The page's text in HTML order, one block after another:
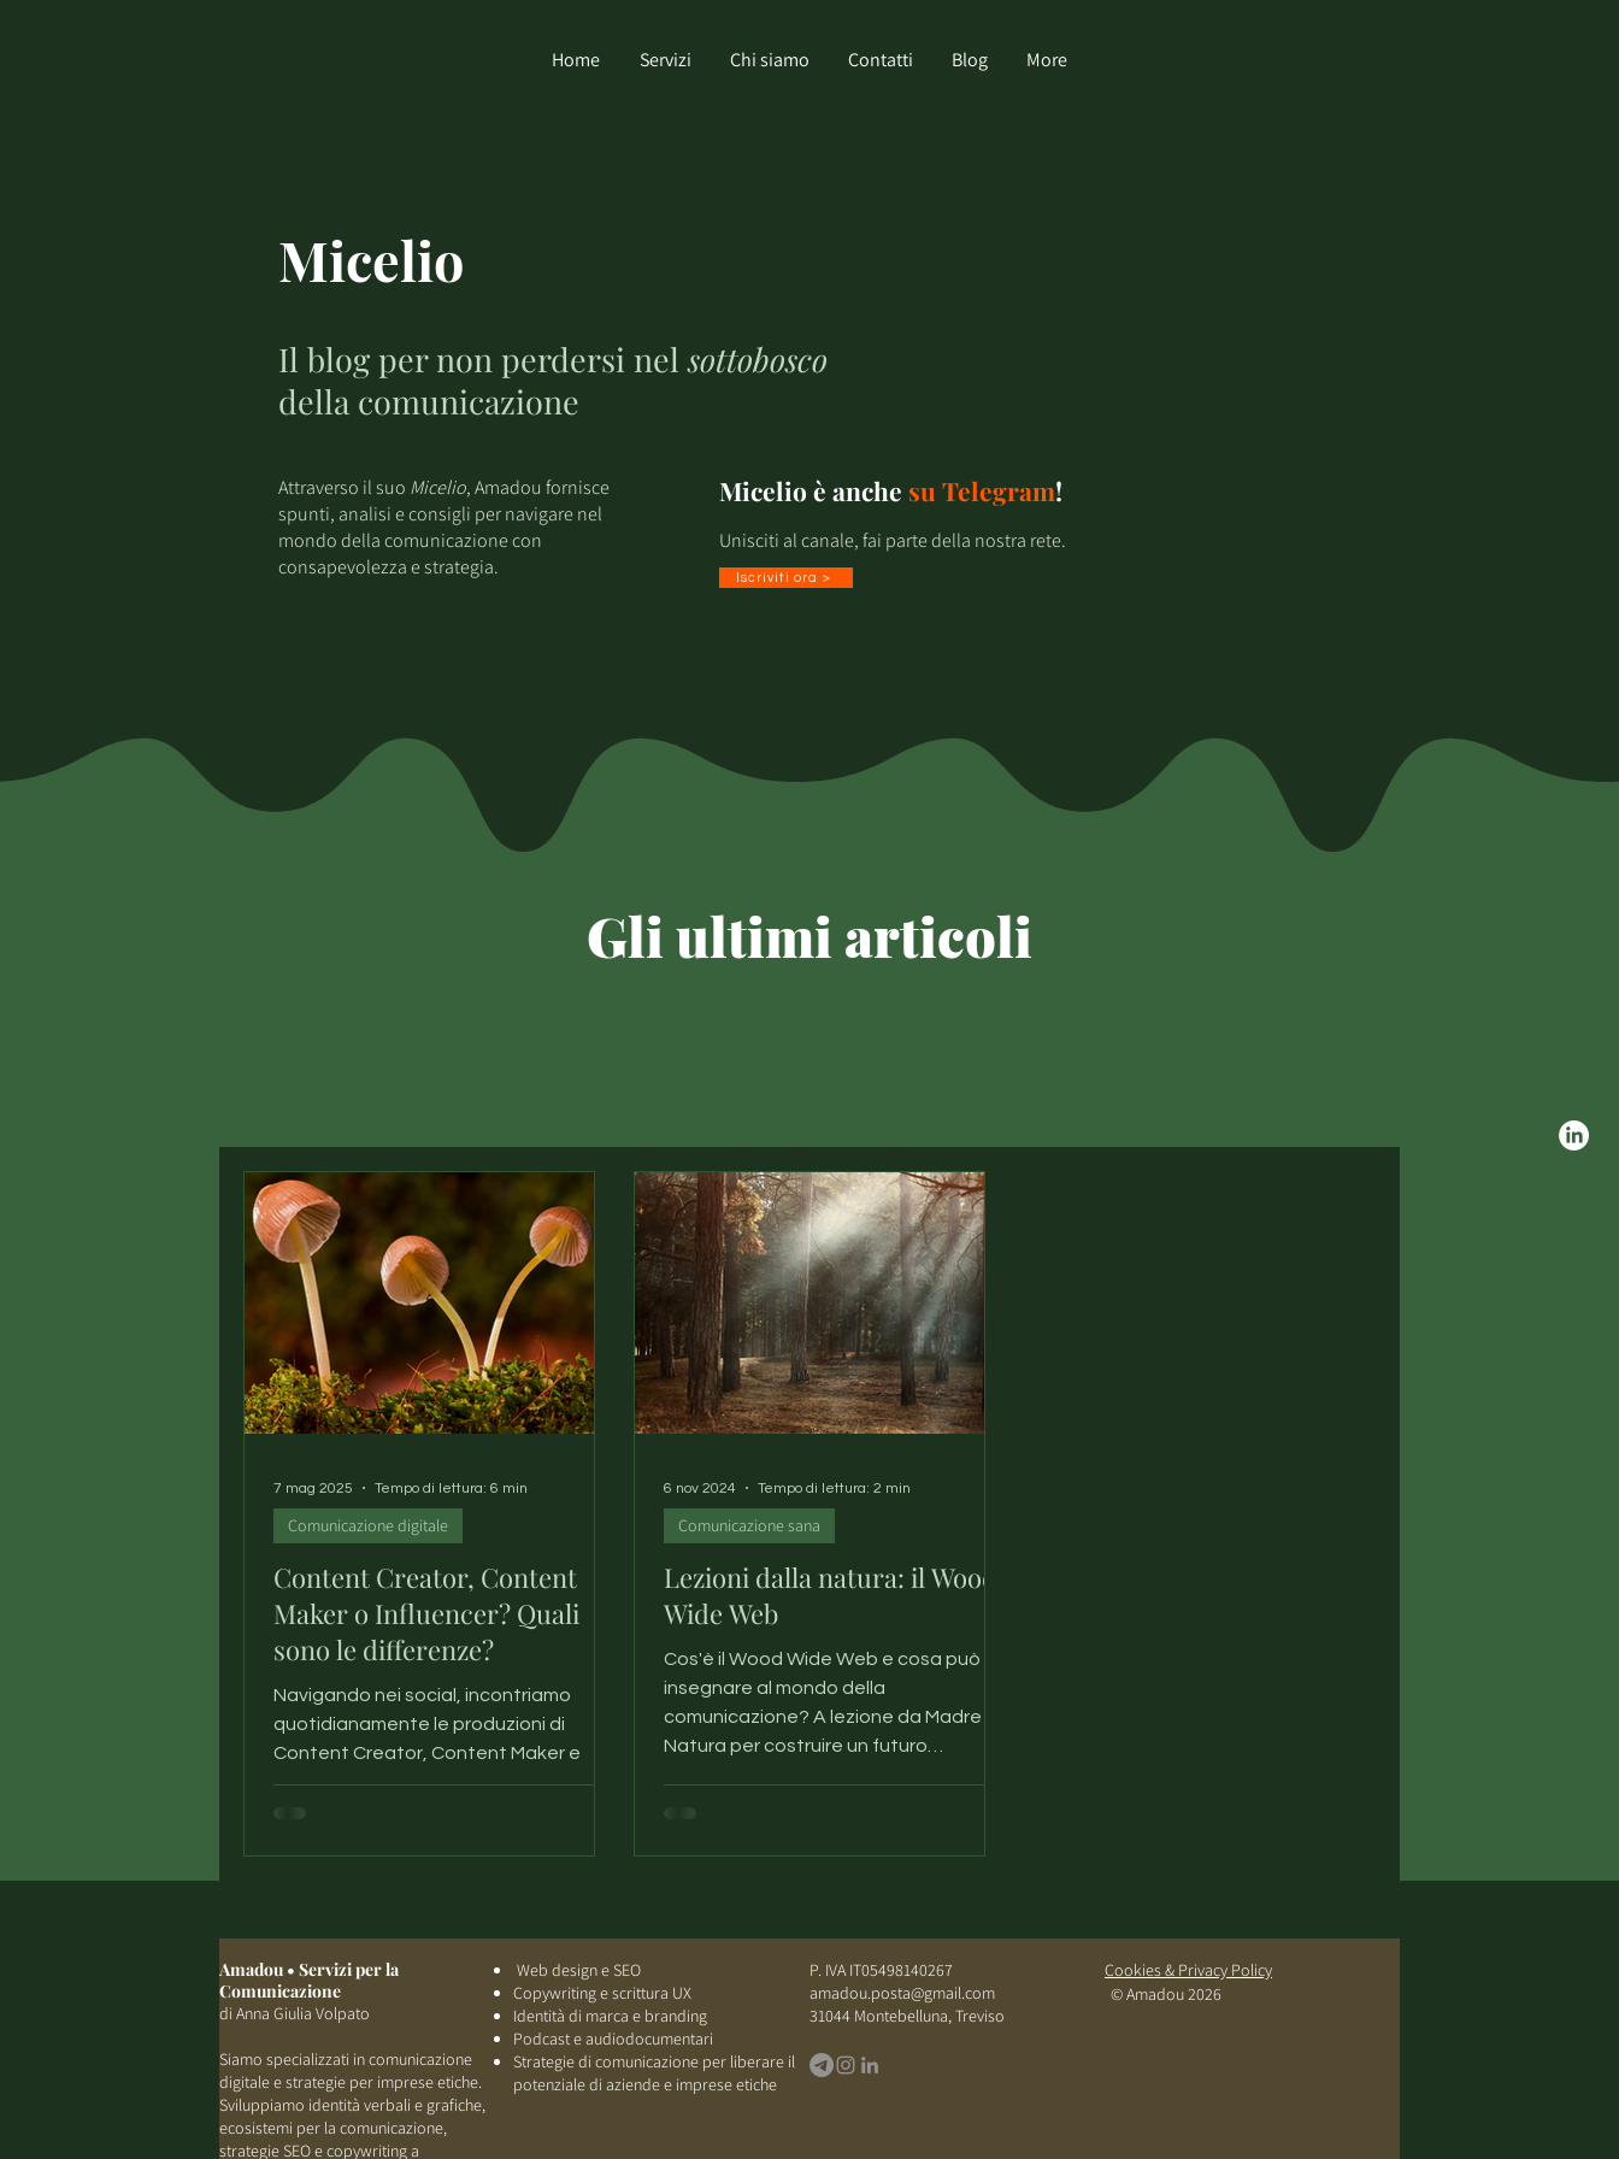
Home Servizi Chi siamo Contatti Blog More
Micelio
Il blog per non perdersi nelsottobosco
della comunicazione
Attraverso il suo Micelio, Amadou fornisce
spunti, analisi e consigli per navigare nel
mondo della comunicazione con
consapevolezza e strategia.
Micelio è anche su Telegram!
Unisciti al canale, fai parte della nostra rete.
Iscriviti ora >
Gli ultimi articoli
Content Creator, Content
Maker o Influencer? Quali
sono le differenze?
Navigando nei social, incontriamo
quotidianamente le produzioni di
Content Creator, Content Maker e
Influencer. Anche se queste importanti
qualcosa. In questo blog ti spieghiamo
le differenze e le finalità di queste
figure dell'economia digitale.
Comunicazione digitale
7 mag 2025 Tempo di lettura: 6 min
Lezioni dalla natura: il Wood
Wide Web
Cos'è il Wood Wide Web e cosa può
insegnare al mondo della
comunicazione? A lezione da Madre
Natura per costruire un futuro
Comunicazione sana
6 nov 2024 Tempo di lettura: 2 min
Amadou • Servizi per la
Comunicazione
di Anna Giulia Volpato
Siamo specializzati in comunicazione
digitale e strategie per imprese etiche.
Sviluppiamo identità verbali e grafiche,
ecosistemi per la comunicazione,
strategie SEO e copywriting a
Web design e SEO
Copywriting e scrittura UX
Identità di marca e branding
Podcast e audiodocumentari
Strategie di comunicazione per liberare il
potenziale di aziende e imprese etiche
P. IVA IT05498140267​
amadou.posta@gmail.com
​31044 Montebelluna, Treviso
Cookies & Privacy Policy
© Amadou 2026